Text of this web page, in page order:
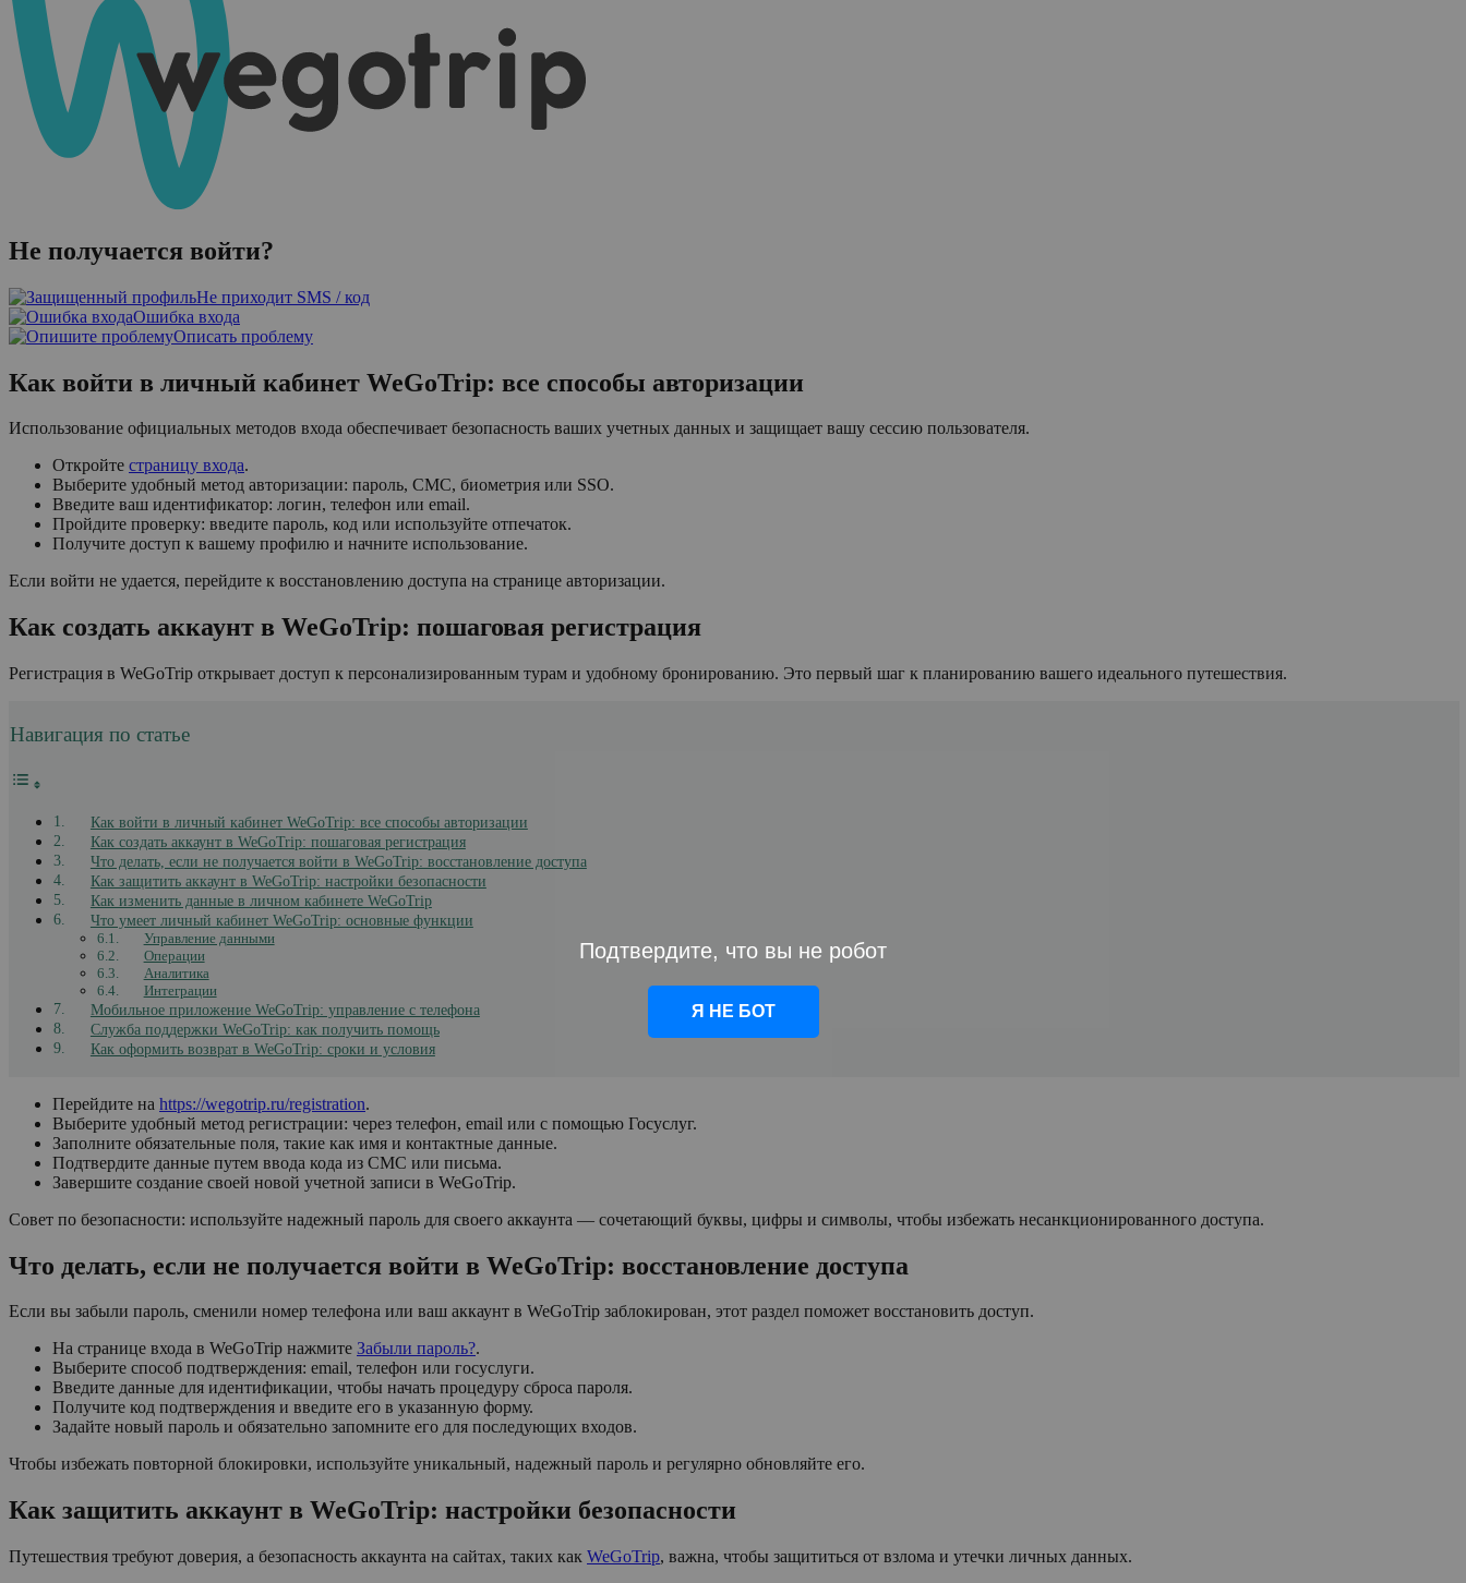
Не получается войти?
Не приходит SMS / код
Ошибка входа
Описать проблему
Как войти в личный кабинет WeGoTrip: все способы авторизации
Использование официальных методов входа обеспечивает безопасность ваших учетных данных и защищает вашу сессию пользователя.
Откройте страницу входа.
Выберите удобный метод авторизации: пароль, СМС, биометрия или SSO.
Введите ваш идентификатор: логин, телефон или email.
Пройдите проверку: введите пароль, код или используйте отпечаток.
Получите доступ к вашему профилю и начните использование.
Если войти не удается, перейдите к восстановлению доступа на странице авторизации.
Как создать аккаунт в WeGoTrip: пошаговая регистрация
Регистрация в WeGoTrip открывает доступ к персонализированным турам и удобному бронированию. Это первый шаг к планированию вашего идеального путешествия.
Навигация по статье
Как войти в личный кабинет WeGoTrip: все способы авторизации
Как создать аккаунт в WeGoTrip: пошаговая регистрация
Что делать, если не получается войти в WeGoTrip: восстановление доступа
Как защитить аккаунт в WeGoTrip: настройки безопасности
Как изменить данные в личном кабинете WeGoTrip
Что умеет личный кабинет WeGoTrip: основные функции
Управление данными
Операции
Аналитика
Интеграции
Мобильное приложение WeGoTrip: управление с телефона
Служба поддержки WeGoTrip: как получить помощь
Как оформить возврат в WeGoTrip: сроки и условия
Перейдите на https://wegotrip.ru/registration.
Выберите удобный метод регистрации: через телефон, email или с помощью Госуслуг.
Заполните обязательные поля, такие как имя и контактные данные.
Подтвердите данные путем ввода кода из СМС или письма.
Завершите создание своей новой учетной записи в WeGoTrip.
Совет по безопасности: используйте надежный пароль для своего аккаунта — сочетающий буквы, цифры и символы, чтобы избежать несанкционированного доступа.
Что делать, если не получается войти в WeGoTrip: восстановление доступа
Если вы забыли пароль, сменили номер телефона или ваш аккаунт в WeGoTrip заблокирован, этот раздел поможет восстановить доступ.
На странице входа в WeGoTrip нажмите Забыли пароль?.
Выберите способ подтверждения: email, телефон или госуслуги.
Введите данные для идентификации, чтобы начать процедуру сброса пароля.
Получите код подтверждения и введите его в указанную форму.
Задайте новый пароль и обязательно запомните его для последующих входов.
Чтобы избежать повторной блокировки, используйте уникальный, надежный пароль и регулярно обновляйте его.
Как защитить аккаунт в WeGoTrip: настройки безопасности
Путешествия требуют доверия, а безопасность аккаунта на сайтах, таких как WeGoTrip, важна, чтобы защититься от взлома и утечки личных данных.
Подтвердите, что вы не робот
Я НЕ БОТ